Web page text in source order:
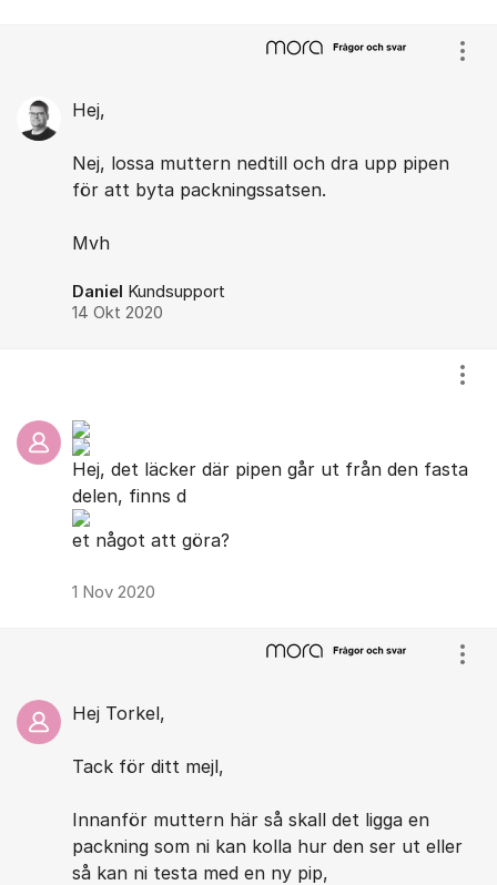
Hej,
Nej, lossa muttern nedtill och dra upp pipen
för att byta packningssatsen.
Mvh
Daniel Kundsupport
14 Okt 2020
Hej, det läcker där pipen går ut från den fasta
delen, finns d
et något att göra?
1 Nov 2020
Hej Torkel,
Tack för ditt mejl,
Innanför muttern här så skall det ligga en
packning som ni kan kolla hur den ser ut eller
så kan ni testa med en ny pip,